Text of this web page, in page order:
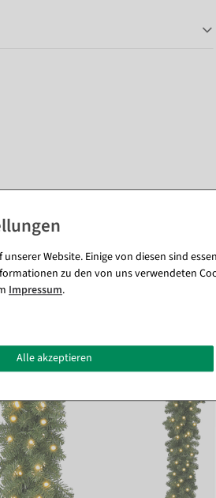
Passende Artikel
Website. Einige von diesen sind
zu den von uns verwendeten
Impressum.
Alle akzeptieren